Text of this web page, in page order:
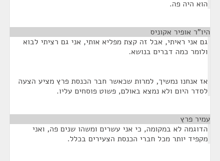
הוא היה פה.
היו"ר אופיר אקוניס
גם אני ראיתי, אבל זה קצת מפליא אותי, אני גם רציתי לבוא
ולומר כמה דברים בנושא.
אז אנחנו נמשיך, למרות שכאשר חבר הכנסת פרץ מציע הצעה
לסדר היום ולא נמצא באולם, פשוט פוסחים עליו.
עמיר פרץ
הדוגמה לא במקומה, כי אני עשרים ומשהו שנים פה, ואני
מקפיד יותר מכל חברי הכנסת הצעירים בכלל.